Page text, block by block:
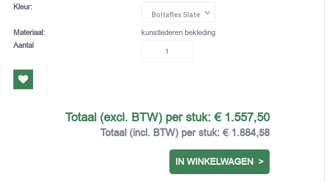
Kleur:
Boltaflex Slate
Materiaal:
kunstlederen bekleding
Aantal
Totaal (excl. BTW) per stuk:€ 1.557,50
Totaal (incl. BTW) per stuk:€ 1.884,58
IN WINKELWAGEN >